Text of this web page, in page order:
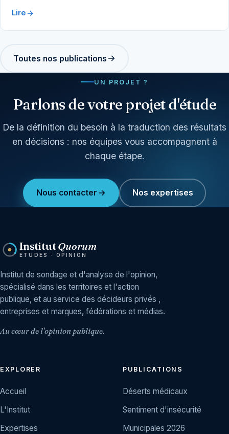
Lire
Toutes nos publications
UN PROJET ?
Parlons de votre projet d'étude
De la définition du besoin à la traduction des résultats
en décisions : nos équipes vous accompagnent à
chaque étape.
Nous contacter Nos expertises
InstitutQuorum
ÉTUDES · OPINION
Institut de sondage et d'analyse de l'opinion,
spécialisé dans les territoires et l'action
publique, et au service des décideurs privés ,
entreprises et marques, fédérations et médias.
Au cœur de l'opinion publique.
EXPLORER
Accueil
L'Institut
Expertises
PUBLICATIONS
Déserts médicaux
Sentiment d'insécurité
Municipales 2026